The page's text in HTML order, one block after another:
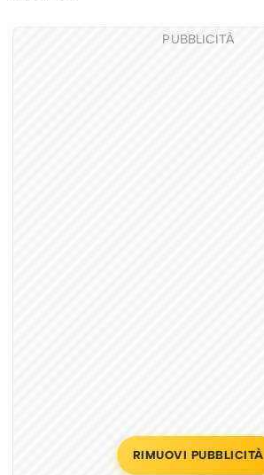
PUBBLICITÀ
RIMUOVI PUBBLICITÀ